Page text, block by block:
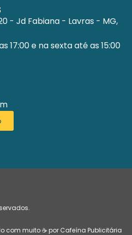
- Jd Fabiana - Lavras - MG,
17:00 e na sexta até as 15:00
com muito ☕ por Cafeína Publicitária